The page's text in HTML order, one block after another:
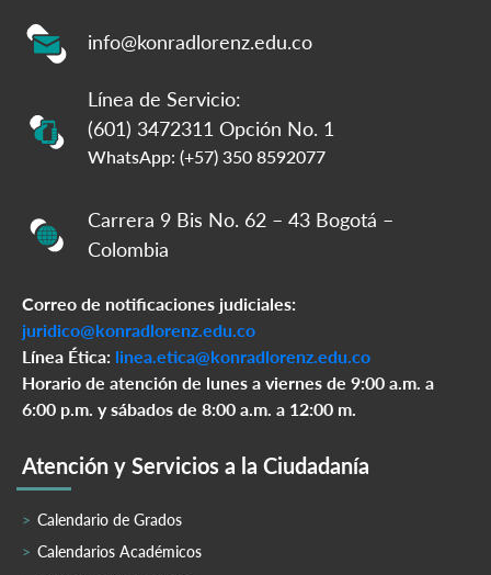
info@konradlorenz.edu.co
Línea de Servicio:
(601) 3472311 Opción No. 1
WhatsApp: (+57) 350 8592077
Carrera 9 Bis No. 62 – 43 Bogotá –
Colombia
Correo de notificaciones judiciales:
juridico@konradlorenz.edu.co
Línea Ética: linea.etica@konradlorenz.edu.co
Horario de atención de lunes a viernes de 9:00 a.m. a
6:00 p.m. y sábados de 8:00 a.m. a 12:00 m.
Atención y Servicios a la Ciudadanía
Calendario de Grados
Calendarios Académicos